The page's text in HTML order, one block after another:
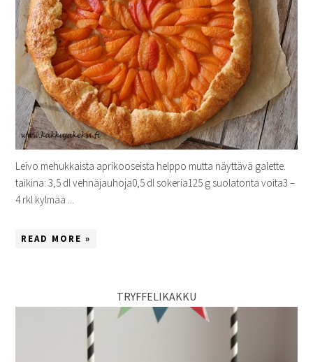
Leivo mehukkaista aprikooseista helppo mutta näyttävä galette.
taikina: 3,5 dl vehnäjauhoja0,5 dl sokeria125 g suolatonta voita3 –
4 rkl kylmää ...
READ MORE »
TRYFFELIKAKKU